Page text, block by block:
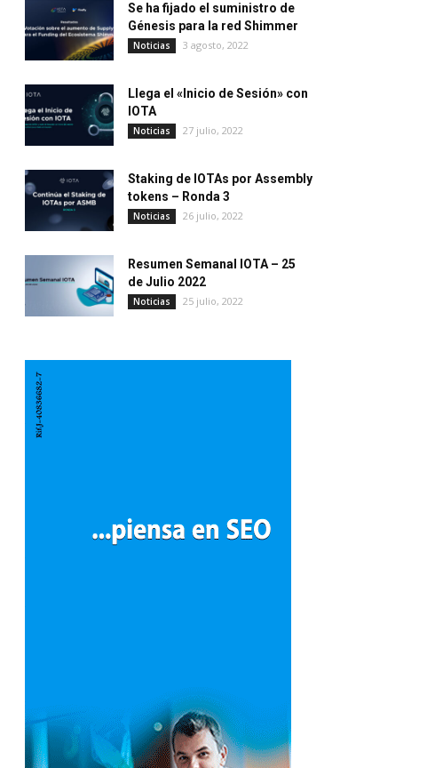
Se ha fijado el suministro de
Génesis para la red Shimmer
Noticias 3 agosto, 2022
Llega el «Inicio de Sesión» con
IOTA
Noticias 27 julio, 2022
Staking de IOTAs por Assembly
tokens – Ronda 3
Noticias 26 julio, 2022
Resumen Semanal IOTA – 25
de Julio 2022
Noticias 25 julio, 2022